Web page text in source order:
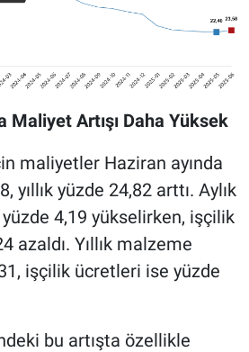
Maliyet Artışı Daha Yüksek
maliyetler Haziran ayında
yıllık yüzde 24,82 arttı. Aylık
4,19 yükselirken, işçilik
azaldı. Yıllık malzeme
işçilik ücretleri ise yüzde
bu artışta özellikle